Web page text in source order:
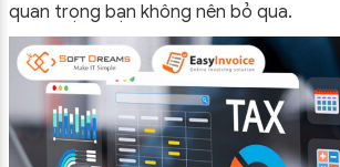
quan trọng bạn không nên bỏ qua.